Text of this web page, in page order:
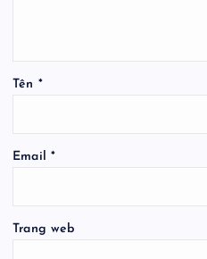
Tên *
Email *
Trang web